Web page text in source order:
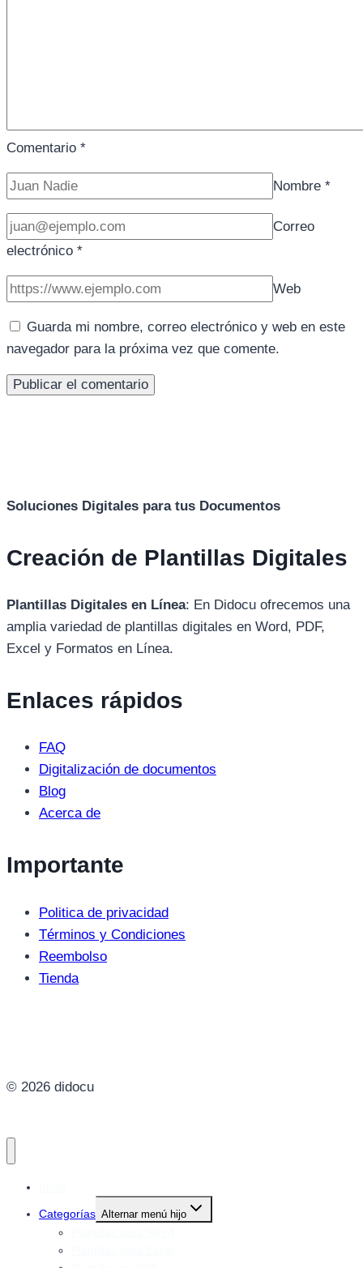
Comentario *
Nombre *
Correo
electrónico *
Web
Guarda mi nombre, correo electrónico y web en este
navegador para la próxima vez que comente.
Soluciones Digitales para tus Documentos
Creación de Plantillas Digitales
Plantillas Digitales en Línea: En Didocu ofrecemos una
amplia variedad de plantillas digitales en Word, PDF,
Excel y Formatos en Línea.
Enlaces rápidos
FAQ
Digitalización de documentos
Blog
Acerca de
Importante
Politica de privacidad
Términos y Condiciones
Reembolso
Tienda
© 2026 didocu
Categorías Alternar menú hijo